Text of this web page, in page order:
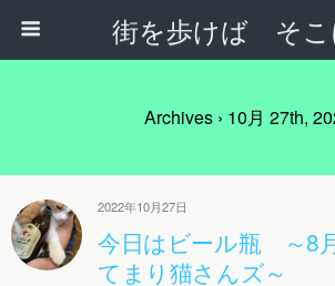
街を歩けば そこ
Archives › 10月 27th,
2022年10月27日
今日はビール瓶 ～8
てまり猫さんズ～